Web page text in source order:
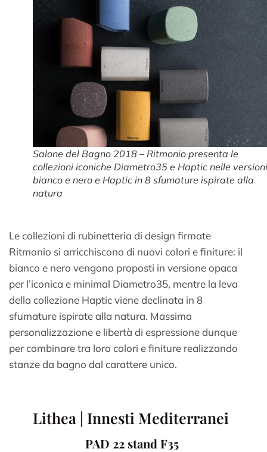
Salone del Bagno 2018 – Ritmonio presenta le
collezioni iconiche Diametro35 e Haptic nelle versioni
bianco e nero e Haptic in 8 sfumature ispirate alla
natura
Le collezioni di rubinetteria di design firmate
Ritmonio si arricchiscono di nuovi colori e finiture: il
bianco e nero vengono proposti in versione opaca
per l’iconica e minimal Diametro35, mentre la leva
della collezione Haptic viene declinata in 8
sfumature ispirate alla natura. Massima
personalizzazione e libertà di espressione dunque
per combinare tra loro colori e finiture realizzando
stanze da bagno dal carattere unico.
Lithea | Innesti Mediterranei
PAD 22 stand F35